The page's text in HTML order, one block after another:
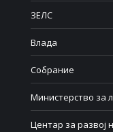
ЗЕЛС
Влада
Собрание
Министерство за
Центар за развој